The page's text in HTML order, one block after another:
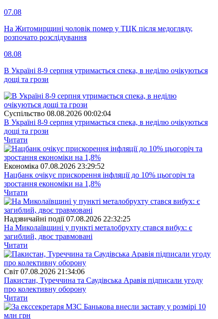
07.08
На Житомирщині чоловік помер у ТЦК після медогляду,
розпочато розслідування
08.08
В Україні 8-9 серпня утримається спека, в неділю очікуються
дощі та грози
Суспiльство 08.08.2026 00:02:04
В Україні 8-9 серпня утримається спека, в неділю очікуються
дощі та грози
Читати
Економіка 07.08.2026 23:29:52
Нацбанк очікує прискорення інфляції до 10% цьогоріч та
зростання економіки на 1,8%
Читати
Надзвичайні події 07.08.2026 22:32:25
На Миколаївщині у пункті металобрухту стався вибух: є
загиблий, двоє травмовані
Читати
Свiт 07.08.2026 21:34:06
Пакистан, Туреччина та Саудівська Аравія підписали угоду
про колективну оборону
Читати